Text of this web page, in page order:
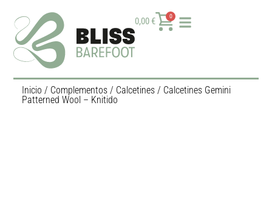
0,00€ 0
Inicio / Complementos/ Calcetines/ Calcetines Gemini
Patterned Wool – Knitido